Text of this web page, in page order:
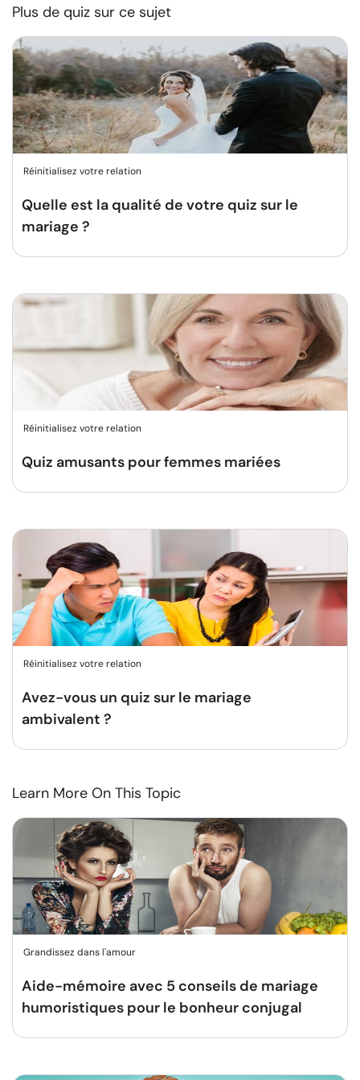
Plus de quiz sur ce sujet
Réinitialisez votre relation
Quelle est la qualité de votre quiz sur le
mariage ?
Réinitialisez votre relation
Quiz amusants pour femmes mariées
Réinitialisez votre relation
Avez-vous un quiz sur le mariage
ambivalent ?
Learn More On This Topic
Grandissez dans l'amour
Aide-mémoire avec 5 conseils de mariage
humoristiques pour le bonheur conjugal